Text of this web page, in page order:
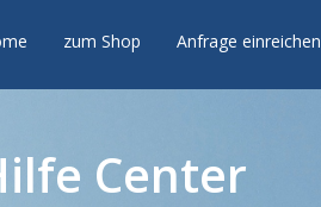
zum Shop Anfrage einreichen
Center